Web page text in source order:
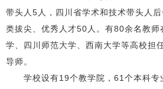
带头人5人，四川省学术和技术带头人
类拔尖、优秀人才50人。有80余名教师
学、四川师范大学、西南大学等高校担
导师。
学校设有19个教学院，61个本科专